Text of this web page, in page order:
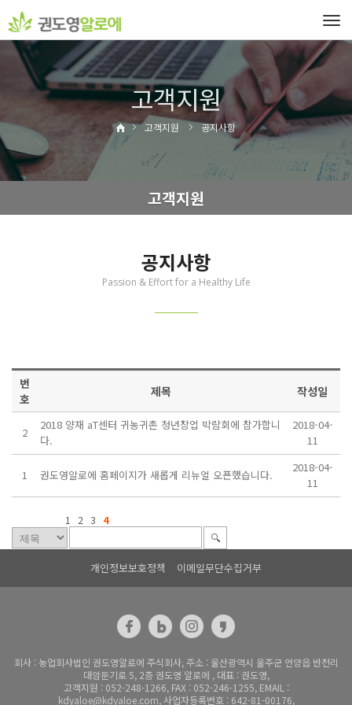
고객지원
고객지원 공지사항
고객지원
공지사항
Passion & Effort for a Healthy Life
번
호
제목 작성일
2
2018 양재 aT센터 귀농귀촌 청년창업 박람회에 참가합니
다.
2018-04-
11
1 권도영알로에 홈페이지가 새롭게 리뉴얼 오픈했습니다.
2018-04-
11
1 2 3 4
개인정보보호정책 이메일무단수집거부
회사 : 농업회사법인 권도영알로에 주식회사, 주소 : 울산광역시 울주군 언양읍 반천리
대암둔기로 5, 2층 권도영 알로에 , 대표 : 권도영,
고객지원 : 052-248-1266, FAX : 052-246-1255, EMAIL :
kdyaloe@kdyaloe.com, 사업자등록번호 : 642-81-00176,